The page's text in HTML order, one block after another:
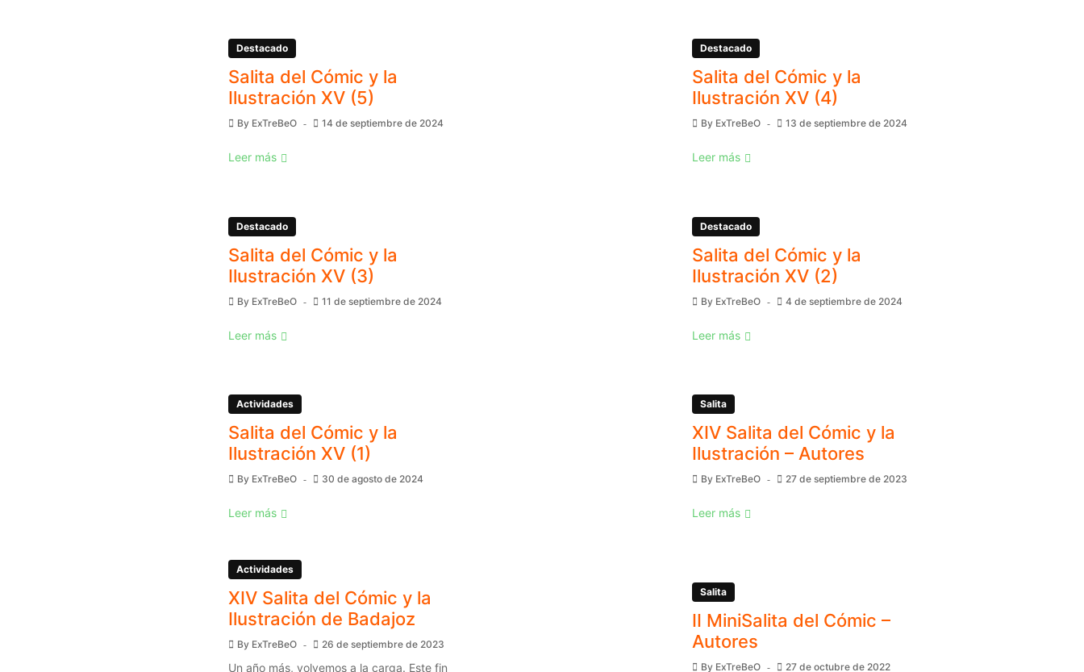
Destacado
Salita del Cómic y la
Ilustración XV (5)
By ExTreBeO 14 de septiembre de 2024
Leer más
Destacado
Salita del Cómic y la
Ilustración XV (4)
By ExTreBeO 13 de septiembre de 2024
Leer más
Destacado
Salita del Cómic y la
Ilustración XV (3)
By ExTreBeO 11 de septiembre de 2024
Leer más
Destacado
Salita del Cómic y la
Ilustración XV (2)
By ExTreBeO 4 de septiembre de 2024
Leer más
Actividades
Salita del Cómic y la
Ilustración XV (1)
By ExTreBeO 30 de agosto de 2024
Leer más
Salita
XIV Salita del Cómic y la
Ilustración – Autores
By ExTreBeO 27 de septiembre de 2023
Leer más
Actividades
XIV Salita del Cómic y la
Ilustración de Badajoz
By ExTreBeO 26 de septiembre de 2023
Un año más, volvemos a la carga. Este fin
Salita
II MiniSalita del Cómic –
Autores
By ExTreBeO 27 de octubre de 2022